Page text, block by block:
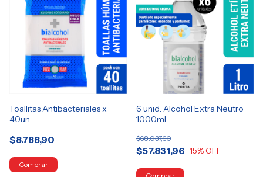
Toallitas Antibacteriales x
40un
$8.788,90
6 unid. Alcohol Extra Neutro
1000ml
$57.831,96
$68.037,60
15% OFF